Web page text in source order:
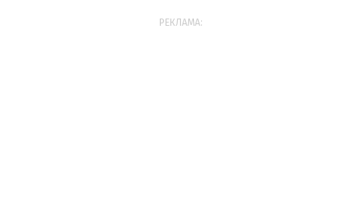
РЕКЛАМА: